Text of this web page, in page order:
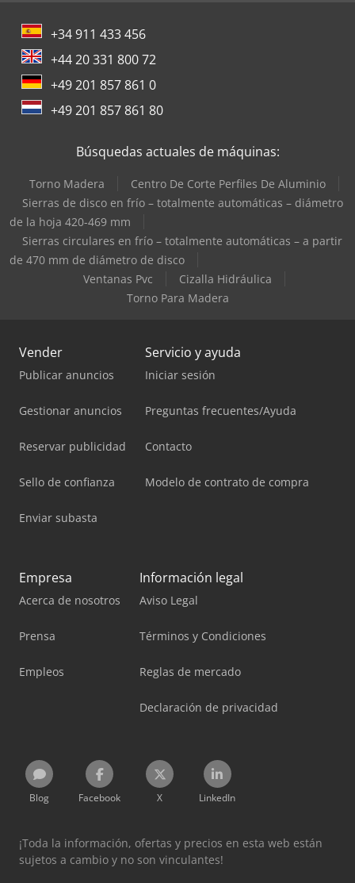
+34 911 433 456
+44 20 331 800 72
+49 201 857 861 0
+49 201 857 861 80
Búsquedas actuales de máquinas:
Torno Madera
Centro De Corte Perfiles De Aluminio
Sierras de disco en frío – totalmente automáticas – diámetro
de la hoja 420-469 mm
Sierras circulares en frío – totalmente automáticas – a partir
de 470 mm de diámetro de disco
Ventanas Pvc
Cizalla Hidráulica
Torno Para Madera
Vender
Publicar anuncios
Gestionar anuncios
Reservar publicidad
Sello de confianza
Enviar subasta
Servicio y ayuda
Iniciar sesión
Preguntas frecuentes/Ayuda
Contacto
Modelo de contrato de compra
Empresa
Acerca de nosotros
Prensa
Empleos
Información legal
Aviso Legal
Términos y Condiciones
Reglas de mercado
Declaración de privacidad
Blog Facebook X LinkedIn
¡Toda la información, ofertas y precios en esta web están
sujetos a cambio y no son vinculantes!